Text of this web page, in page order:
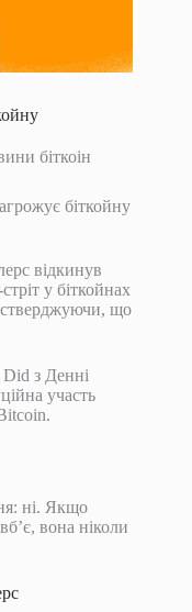
біткоін
біткойну
відкинув
у біткойнах
що
з Денні
участь
ні. Якщо
вона ніколи